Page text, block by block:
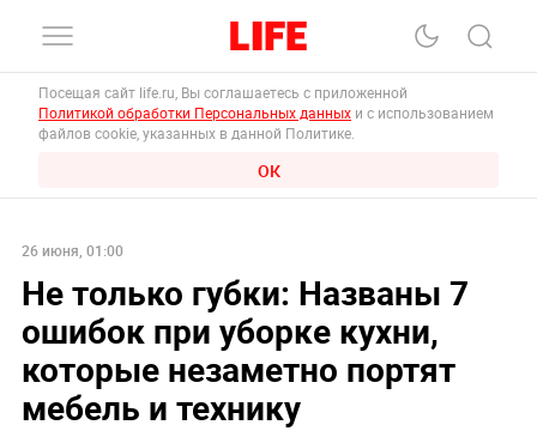
Посещая сайт life.ru, Вы соглашаетесь с приложенной
Политикой обработки Персональных данных и с использованием
файлов cookie, указанных в данной Политике.
ОК
26 июня, 01:00
Не только губки: Названы 7
ошибок при уборке кухни,
которые незаметно портят
мебель и технику